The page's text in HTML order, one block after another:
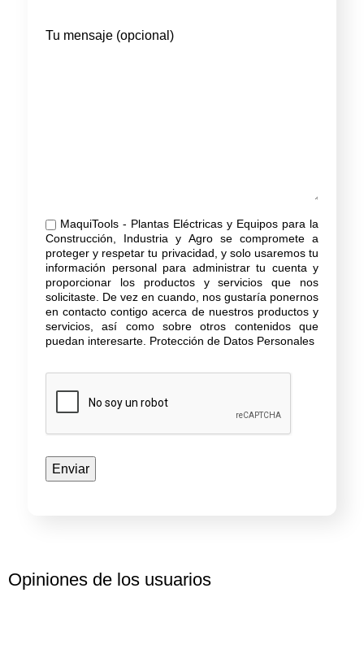
Tu mensaje (opcional)
MaquiTools - Plantas Eléctricas y Equipos para la
Construcción, Industria y Agro se compromete a
proteger y respetar tu privacidad, y solo usaremos tu
información personal para administrar tu cuenta y
proporcionar los productos y servicios que nos
solicitaste. De vez en cuando, nos gustaría ponernos
en contacto contigo acerca de nuestros productos y
servicios, así como sobre otros contenidos que
puedan interesarte. Protección de Datos Personales
Opiniones de los usuarios